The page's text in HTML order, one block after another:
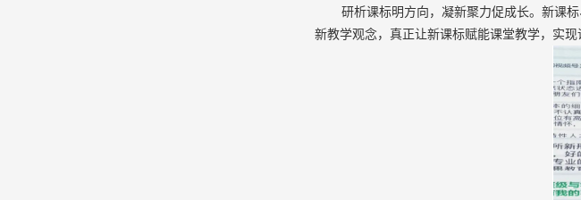
研析课标明方向，凝新聚力促成长。新课
新教学观念，真正让新课标赋能课堂教学，实